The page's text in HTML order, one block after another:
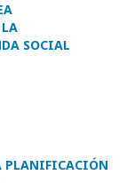
SOCIAL
PLANIFICACIÓN